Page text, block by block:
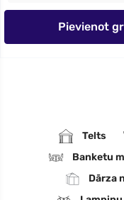
Pievienot
Telts
Banketu
Dārza